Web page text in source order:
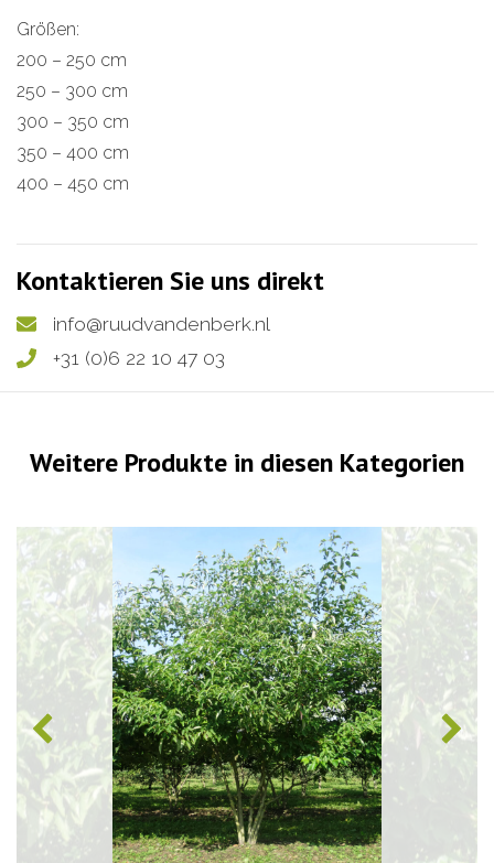
Größen:
200 – 250 cm
250 – 300 cm
300 – 350 cm
350 – 400 cm
400 – 450 cm
Kontaktieren Sie uns direkt
info@ruudvandenberk.nl
+31 (0)6 22 10 47 03
Weitere Produkte in diesen Kategorien